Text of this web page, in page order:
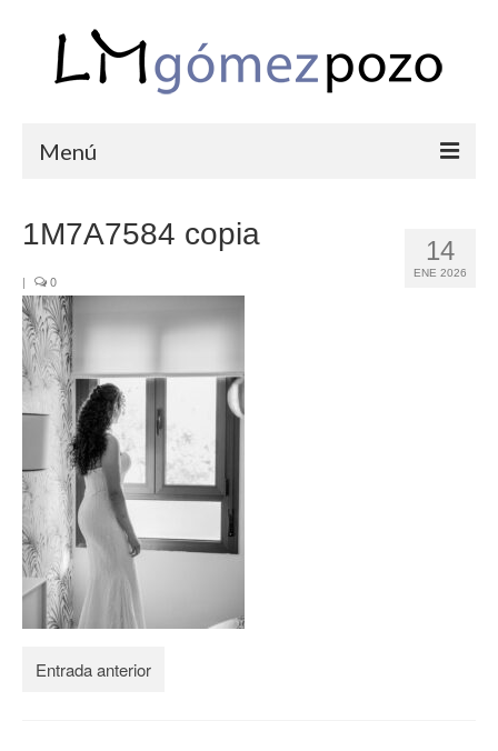
Menú
COMUNIONES
CORPORATIVAS
SEMANA SANTA
BLOG
SOBRE LM
CONTACTO
14
ENE 2026
1M7A7584 copia
| 0
Entrada anterior